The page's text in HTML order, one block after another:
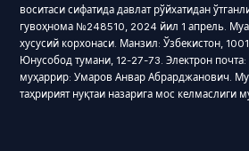
воситаси сифатида давлат рўйхатидан
гувоҳнома №248510, 2024 йил 1 апрель.
хусусий корхонаси. Манзил: Ўзбекистон,
Юнусобод тумани, 12-27-73. Электрон
муҳаррир: Умаров Анвар Абрарджанович.
таҳририят нуқтаи назарига мос келмаслиги